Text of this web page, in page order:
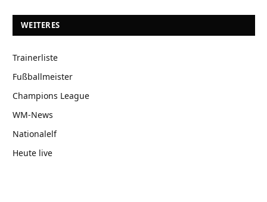
WEITERES
Trainerliste
Fußballmeister
Champions League
WM-News
Nationalelf
Heute live